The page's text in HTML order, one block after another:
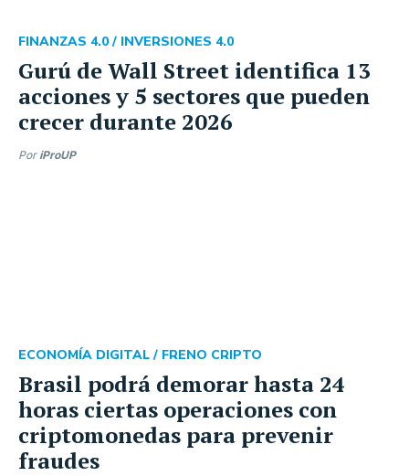
Gurú de Wall Street identifica 13
acciones y 5 sectores que pueden
crecer durante 2026
FINANZAS 4.0 / INVERSIONES 4.0
Por iProUP
Brasil podrá demorar hasta 24
horas ciertas operaciones con
criptomonedas para prevenir
fraudes
ECONOMÍA DIGITAL / FRENO CRIPTO